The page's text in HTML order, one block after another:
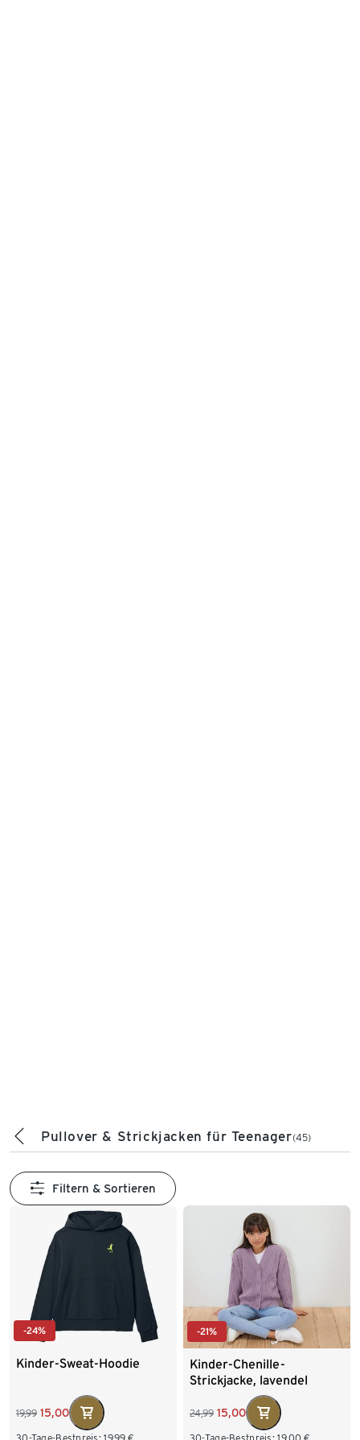
Pullover & Strickjacken für Teenager(45)
Filtern & Sortieren
-24%
Kinder-Sweat-Hoodie
19,99 15,00
-21%
Kinder-Chenille-
Strickjacke, lavendel
24,99 15,00